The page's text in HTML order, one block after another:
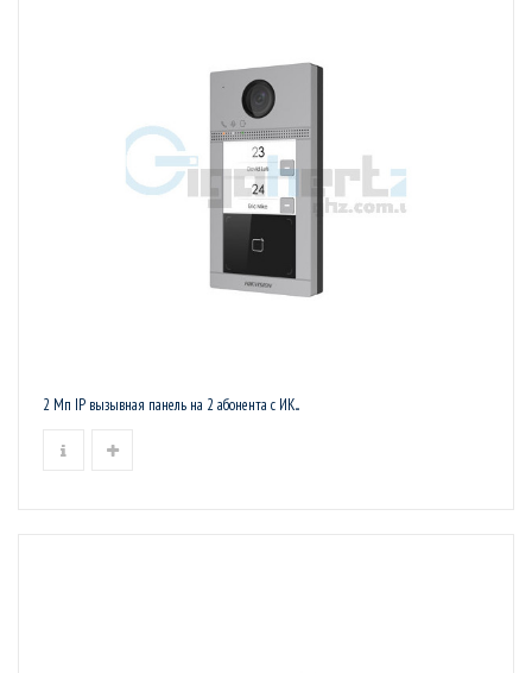
2 Мп IP вызывная панель на 2 абонента c ИК...